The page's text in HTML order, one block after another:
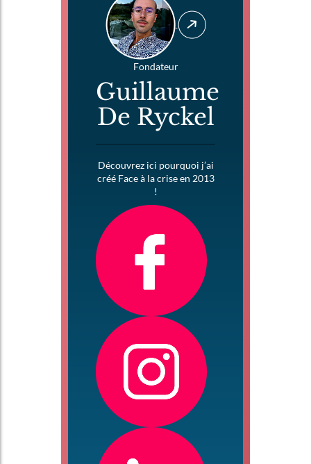
Fondateur
Guillaume
De Ryckel
Découvrez ici pourquoi j’ai
créé Face à la crise en 2013
!